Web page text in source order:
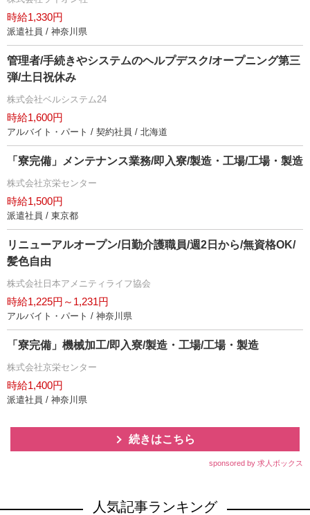
時給1,330円
派遣社員 / 神奈川県
管理者/手続きやシステムのヘルプデスク/オープニング第三
弾/土日祝休み
株式会社ベルシステム24
時給1,600円
アルバイト・パート / 契約社員 / 北海道
「寮完備」メンテナンス業務/即入寮/製造・工場/工場・製造
株式会社京栄センター
時給1,500円
派遣社員 / 東京都
リニューアルオープン/日勤介護職員/週2日から/無資格OK/
髪色自由
株式会社日本アメニティライフ協会
時給1,225円～1,231円
アルバイト・パート / 神奈川県
「寮完備」機械加工/即入寮/製造・工場/工場・製造
株式会社京栄センター
時給1,400円
派遣社員 / 神奈川県
続きはこちら
sponsored by 求人ボックス
人気記事ランキング